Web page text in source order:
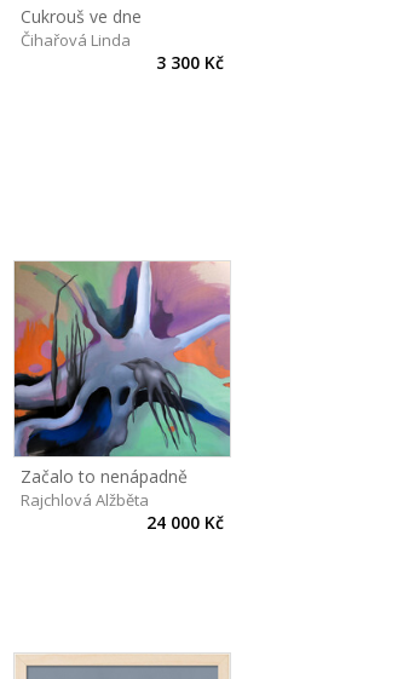
Cukrouš ve dne
Čihařová Linda
3 300 Kč
Začalo to nenápadně
Rajchlová Alžběta
24 000 Kč